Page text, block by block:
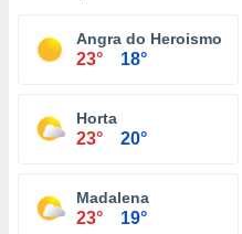
Angra do Heroismo
23° 18°
Horta
23° 20°
Madalena
23° 19°